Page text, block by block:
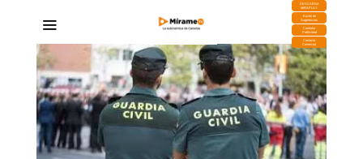
DESCARGA
MIRAPLAY
Buzón de
Sugerencias
Contratar
Publicidad
Contacto
Comercial